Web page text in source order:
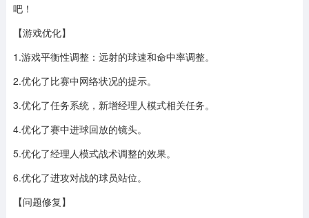
吧！
【游戏优化】
1.游戏平衡性调整：远射的球速和命中率调整。
2.优化了比赛中网络状况的提示。
3.优化了任务系统，新增经理人模式相关任务。
4.优化了赛中进球回放的镜头。
5.优化了经理人模式战术调整的效果。
6.优化了进攻对战的球员站位。
【问题修复】